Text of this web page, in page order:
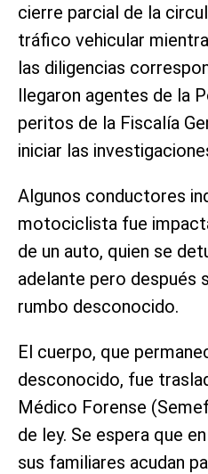
cierre parcial de la
tráfico vehicular
las diligencias
llegaron agentes de la
peritos de la Fiscalía
iniciar las
Algunos conductores
motociclista fue
de un auto, quien se
adelante pero después
rumbo desconocido.
El cuerpo, que
desconocido, fue
Médico Forense
de ley. Se espera que
sus familiares acudan